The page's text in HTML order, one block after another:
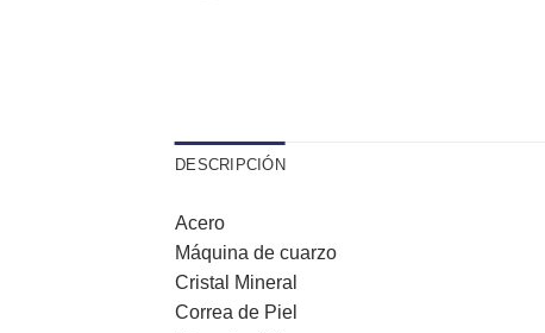
DESCRIPCIÓN
Acero
Máquina de cuarzo
Cristal Mineral
Correa de Piel